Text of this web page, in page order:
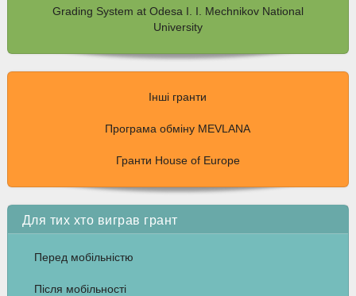
Grading System at Odesa I. I. Mechnikov National
University
Інші гранти
Програма обміну MEVLANA
Гранти House of Europe
Для тих хто виграв грант
Перед мобільністю
Після мобільності